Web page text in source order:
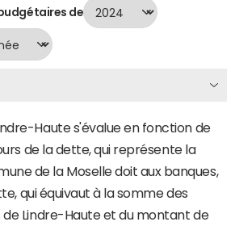
de
Haute s'évalue en fonction de
de la dette, qui représente la
de la Moselle doit aux banques,
qui équivaut à la somme des
Lindre-Haute et du montant de